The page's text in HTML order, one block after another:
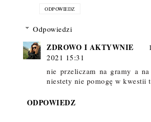
ODPOWIEDZ
Odpowiedzi
ZDROWO I AKTYWNIE
2021 15:31
nie przeliczam na gramy a
niestety nie pomogę w kwestii
ODPOWIEDZ